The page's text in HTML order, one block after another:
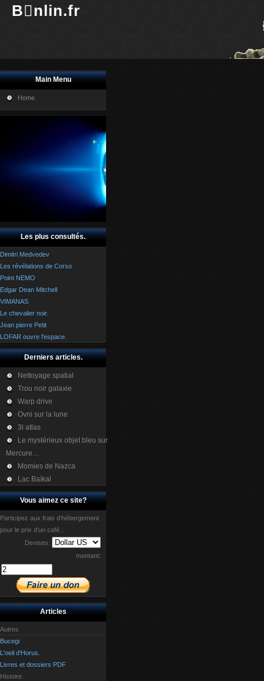
Bnlin.fr
Main Menu
Home
Les plus consultés.
Dimitri Medvedev
Les révélations de Corso
Point NEMO
Edgar Dean Mitchell
VIMANAS
Le chevalier noir.
Jean pierre Petit
LOFAR ouvre l'espace.
Derniers articles.
Nettoyage spatial
Trou noir galaxie
Warp drive
Ovni sur la lune
3i atlas
Le mystérieux objet bleu sur
Mercure…
Momies de Nazca
Lac Baïkal
Vous aimez ce site?
Participez aux frais d'hébergement
pour le prix d'un café...
Devises:
montant:
Articles
Autres
Bucegi
L'oeil d'Horus.
Livres et dossiers PDF
Histoire.